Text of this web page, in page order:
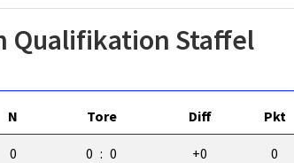
Qualifikation Staffel
N Tore Diff Pkt
0 0 : 0 +0 0